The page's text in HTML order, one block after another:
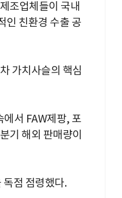
조업체들이 국내
인 친환경 수출 공
가치사슬의 핵심
서 FAW제팡, 포
기 해외 판매량이
점 점령했다.